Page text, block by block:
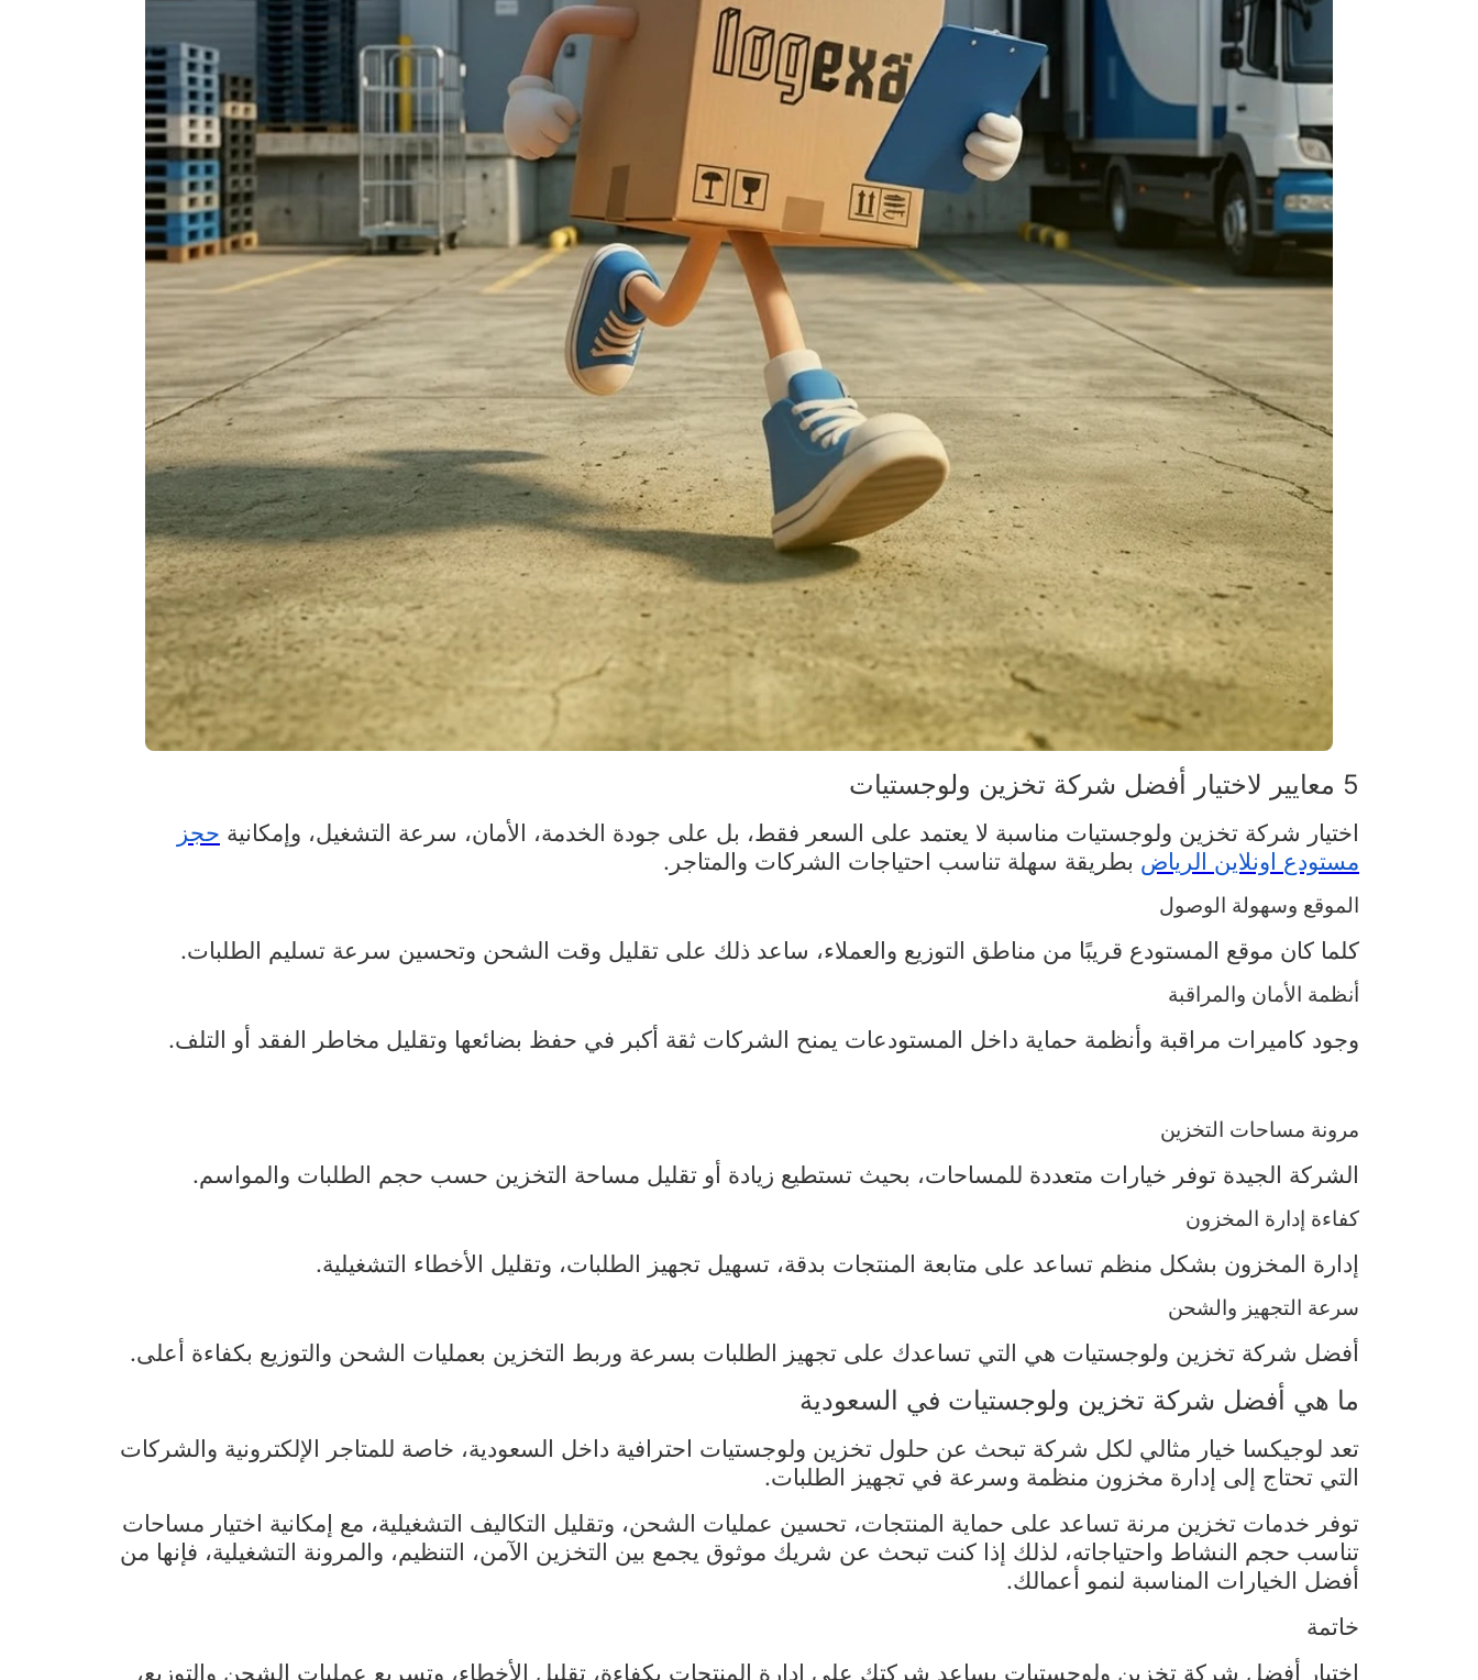
5 معايير لاختيار أفضل شركة تخزين ولوجستيات
اختيار شركة تخزين ولوجستيات مناسبة لا يعتمد على السعر فقط، بل على جودة الخدمة، الأمان، سرعة التشغيل، وإمكانية حجز
مستودع اونلاين الرياض بطريقة سهلة تناسب احتياجات الشركات والمتاجر.
الموقع وسهولة الوصول
كلما كان موقع المستودع قريبًا من مناطق التوزيع والعملاء، ساعد ذلك على تقليل وقت الشحن وتحسين سرعة تسليم الطلبات.
أنظمة الأمان والمراقبة
وجود كاميرات مراقبة وأنظمة حماية داخل المستودعات يمنح الشركات ثقة أكبر في حفظ بضائعها وتقليل مخاطر الفقد أو التلف.
مرونة مساحات التخزين
الشركة الجيدة توفر خيارات متعددة للمساحات، بحيث تستطيع زيادة أو تقليل مساحة التخزين حسب حجم الطلبات والمواسم.
كفاءة إدارة المخزون
إدارة المخزون بشكل منظم تساعد على متابعة المنتجات بدقة، تسهيل تجهيز الطلبات، وتقليل الأخطاء التشغيلية.
سرعة التجهيز والشحن
أفضل شركة تخزين ولوجستيات هي التي تساعدك على تجهيز الطلبات بسرعة وربط التخزين بعمليات الشحن والتوزيع بكفاءة أعلى.
ما هي أفضل شركة تخزين ولوجستيات في السعودية
تعد لوجيكسا خيار مثالي لكل شركة تبحث عن حلول تخزين ولوجستيات احترافية داخل السعودية، خاصة للمتاجر الإلكترونية والشركات
التي تحتاج إلى إدارة مخزون منظمة وسرعة في تجهيز الطلبات.
توفر خدمات تخزين مرنة تساعد على حماية المنتجات، تحسين عمليات الشحن، وتقليل التكاليف التشغيلية، مع إمكانية اختيار مساحات
تناسب حجم النشاط واحتياجاته، لذلك إذا كنت تبحث عن شريك موثوق يجمع بين التخزين الآمن، التنظيم، والمرونة التشغيلية، فإنها من
أفضل الخيارات المناسبة لنمو أعمالك.
خاتمة
اختيار أفضل شركة تخزين ولوجستيات يساعد شركتك على إدارة المنتجات بكفاءة، تقليل الأخطاء، وتسريع عمليات الشحن والتوزيع،